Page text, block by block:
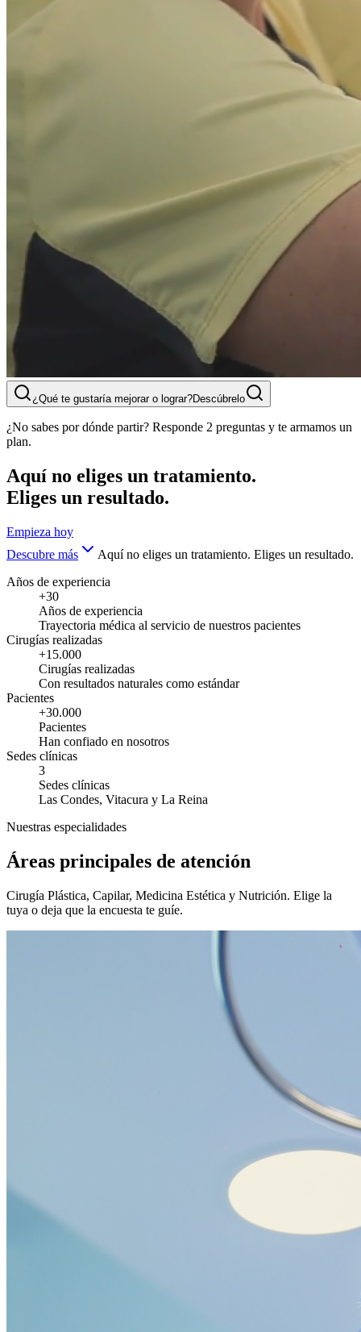
¿Qué te gustaría mejorar o lograr?Descúbrelo
¿No sabes por dónde partir? Responde 2 preguntas y te armamos un
plan.
Aquí no eliges un tratamiento.
Eliges un resultado.
Empieza hoy
Descubre más
Aquí no eliges un tratamiento. Eliges un resultado.
Años de experiencia
+30
Años de experiencia
Trayectoria médica al servicio de nuestros pacientes
Cirugías realizadas
+15.000
Cirugías realizadas
Con resultados naturales como estándar
Pacientes
+30.000
Pacientes
Han confiado en nosotros
Sedes clínicas
3
Sedes clínicas
Las Condes, Vitacura y La Reina
Nuestras especialidades
Áreas principales de atención
Cirugía Plástica, Capilar, Medicina Estética y Nutrición. Elige la
tuya o deja que la encuesta te guíe.